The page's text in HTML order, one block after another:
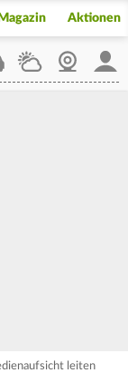
Magazin Aktionen
WetterWebcam
leiten